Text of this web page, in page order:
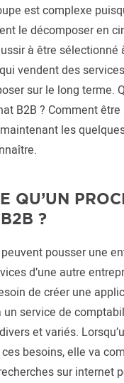
est complexe
le décomposer en
à être sélectionné
vendent des
sur le long terme.
B2B ? Comment
les
QU’UN
?
pousser une
d’une autre
de créer une
service de
et variés.
besoins, elle va
sur internet